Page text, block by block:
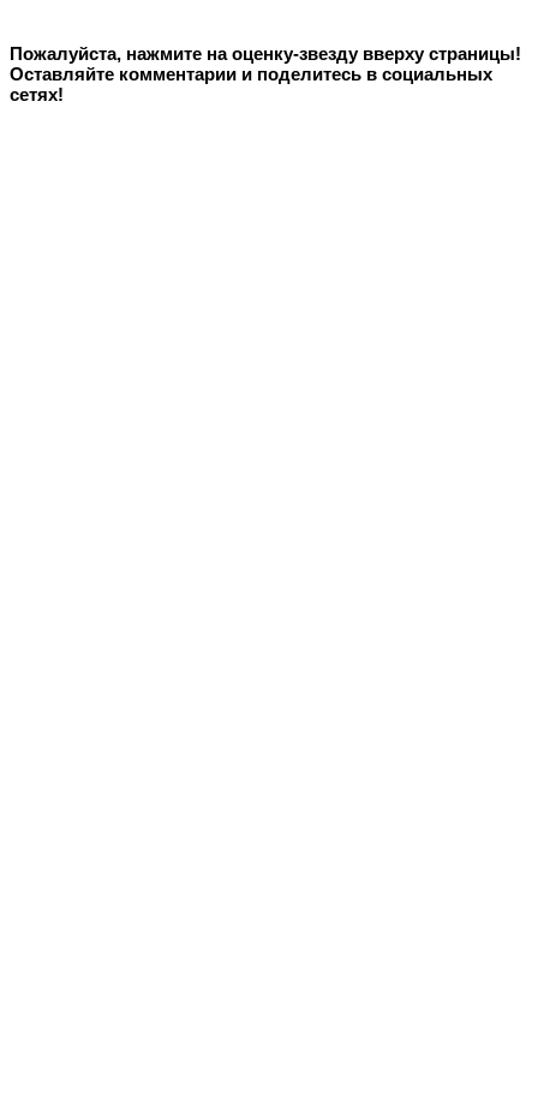
Пожалуйста, нажмите на оценку-звезду вверху страницы!
Оставляйте комментарии и поделитесь в социальных
сетях!